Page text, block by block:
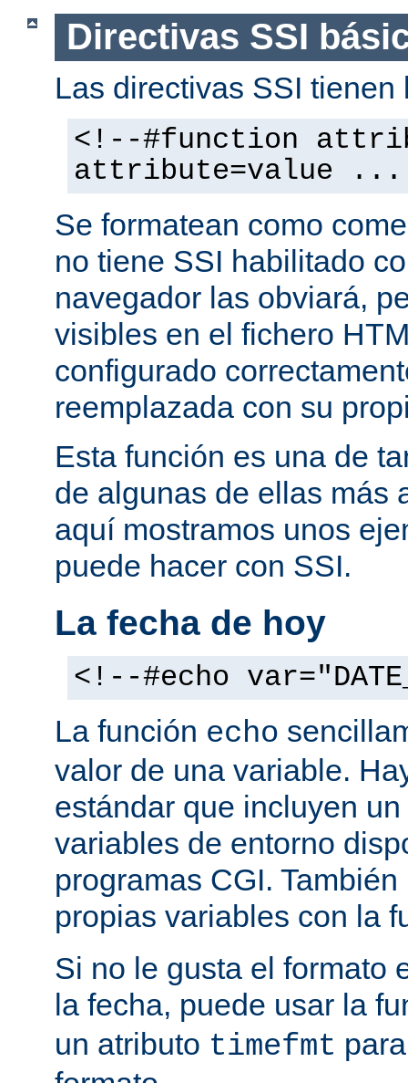
Directivas SSI
Las directivas SSI
<!--#function
attribute=value
Se formatean como
no tiene SSI habilitado
navegador las obviará,
visibles en el fichero
configurado
reemplazada con su
Esta función es una de
de algunas de ellas más
aquí mostramos unos
puede hacer con SSI.
La fecha de hoy
<!--#echo
La función echo
valor de una variable.
estándar que incluyen
variables de entorno
programas CGI.
propias variables con la
Si no le gusta el formato
la fecha, puede usar la
un atributo timefmt